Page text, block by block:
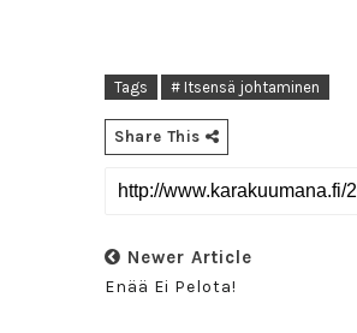
Tags # Itsensä johtaminen
Share This
Newer Article
Enää Ei Pelota!